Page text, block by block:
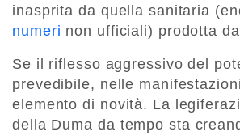
inasprita da quella sanitaria
numeri non ufficiali) prodotta
Se il riflesso aggressivo del
prevedibile, nelle
elemento di novità. La
della Duma da tempo sta